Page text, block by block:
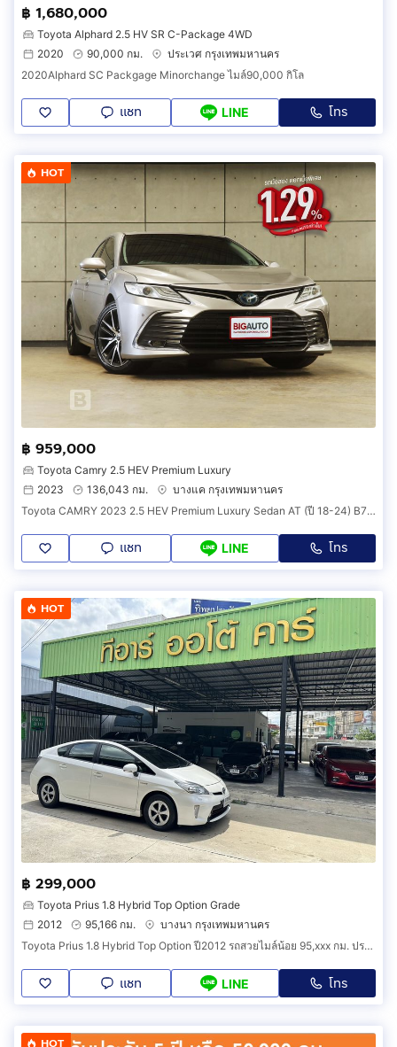
฿ 1,680,000
Toyota Alphard 2.5 HV SR C-Package 4WD
2020
90,000 กม.
ประเวศ กรุงเทพมหานคร
2020Alphard SC Packgage Minorchange ไมล์90,000 กิโล
แชท LINE โทร
HOT
฿ 959,000
Toyota Camry 2.5 HEV Premium Luxury
2023
136,043 กม.
บางแค กรุงเทพมหานคร
Toyota CAMRY 2023 2.5 HEV Premium Luxury Sedan AT (ปี 18-24) B7113
แชท LINE โทร
HOT
฿ 299,000
Toyota Prius 1.8 Hybrid Top Option Grade
2012
95,166 กม.
บางนา กรุงเทพมหานคร
Toyota Prius 1.8 Hybrid Top Option ปี2012 รถสวยไมล์น้อย 95,xxx กม. ประวัติศูนย์ แบตเปลี่ยนศูนย์ตอน 6x,xxx กม. สภาพสวยมาก ไม่น้ำท่วม รถพร้อม
แชท LINE โทร
HOT